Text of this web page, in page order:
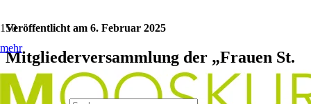
mehr
Veröffentlicht am 6. Februar 2025
Mitgliederversammlung der „Frauen St.
Theresia“